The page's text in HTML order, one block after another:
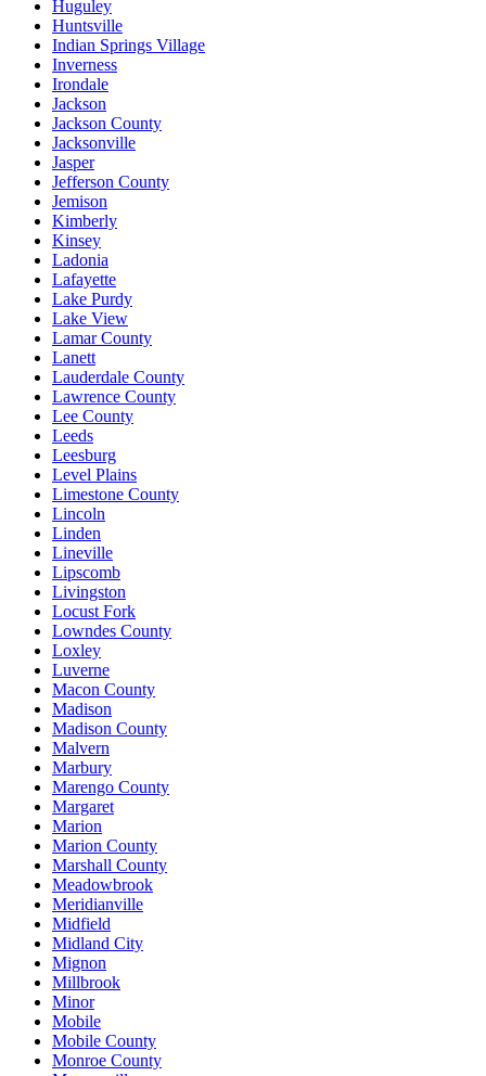
Huguley
Huntsville
Indian Springs Village
Inverness
Irondale
Jackson
Jackson County
Jacksonville
Jasper
Jefferson County
Jemison
Kimberly
Kinsey
Ladonia
Lafayette
Lake Purdy
Lake View
Lamar County
Lanett
Lauderdale County
Lawrence County
Lee County
Leeds
Leesburg
Level Plains
Limestone County
Lincoln
Linden
Lineville
Lipscomb
Livingston
Locust Fork
Lowndes County
Loxley
Luverne
Macon County
Madison
Madison County
Malvern
Marbury
Marengo County
Margaret
Marion
Marion County
Marshall County
Meadowbrook
Meridianville
Midfield
Midland City
Mignon
Millbrook
Minor
Mobile
Mobile County
Monroe County